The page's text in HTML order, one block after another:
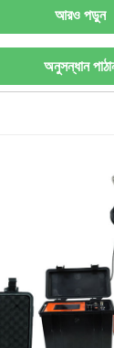
আরও পড়ুন
অনুসন্ধান